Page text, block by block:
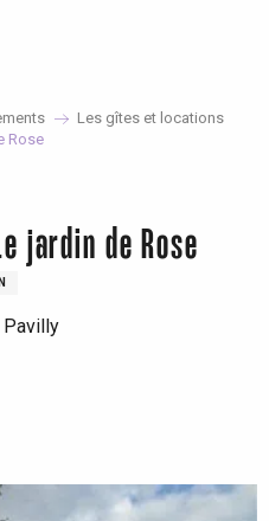
Les gîtes et locations
Rose
jardin de Rose
Pavilly